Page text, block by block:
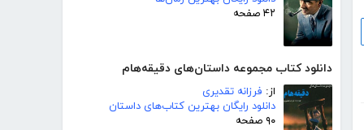
۴۲ صفحه
دانلود کتاب مجموعه داستان‌های دقیقه‌هام
از: فرزانه تقدیری
دانلود رایگان بهترین کتاب‌های داستان
۹۰ صفحه